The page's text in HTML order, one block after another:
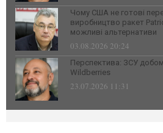
Чому США не готові
виробництво ракет
можливі альтернативи
03.08.2026 20:24
Перспектива: ЗСУ
Wildberries
23.07.2026 11:31